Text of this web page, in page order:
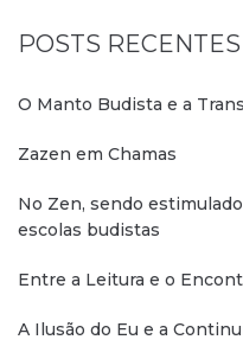
POSTS RECENTES
O Manto Budista e a
Zazen em Chamas
No Zen, sendo
escolas budistas
Entre a Leitura e o
A Ilusão do Eu e a